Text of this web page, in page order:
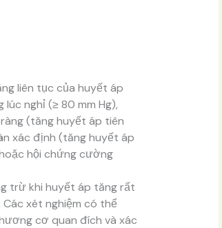
liên tục của huyết áp
lúc nghỉ (≥80 mm Hg),
(tăng huyết áp tiên
xác định (tăng huyết áp
hội chứng cường
trừ khi huyết áp tăng rất
xét nghiệm có thể
cơ quan đích và xác